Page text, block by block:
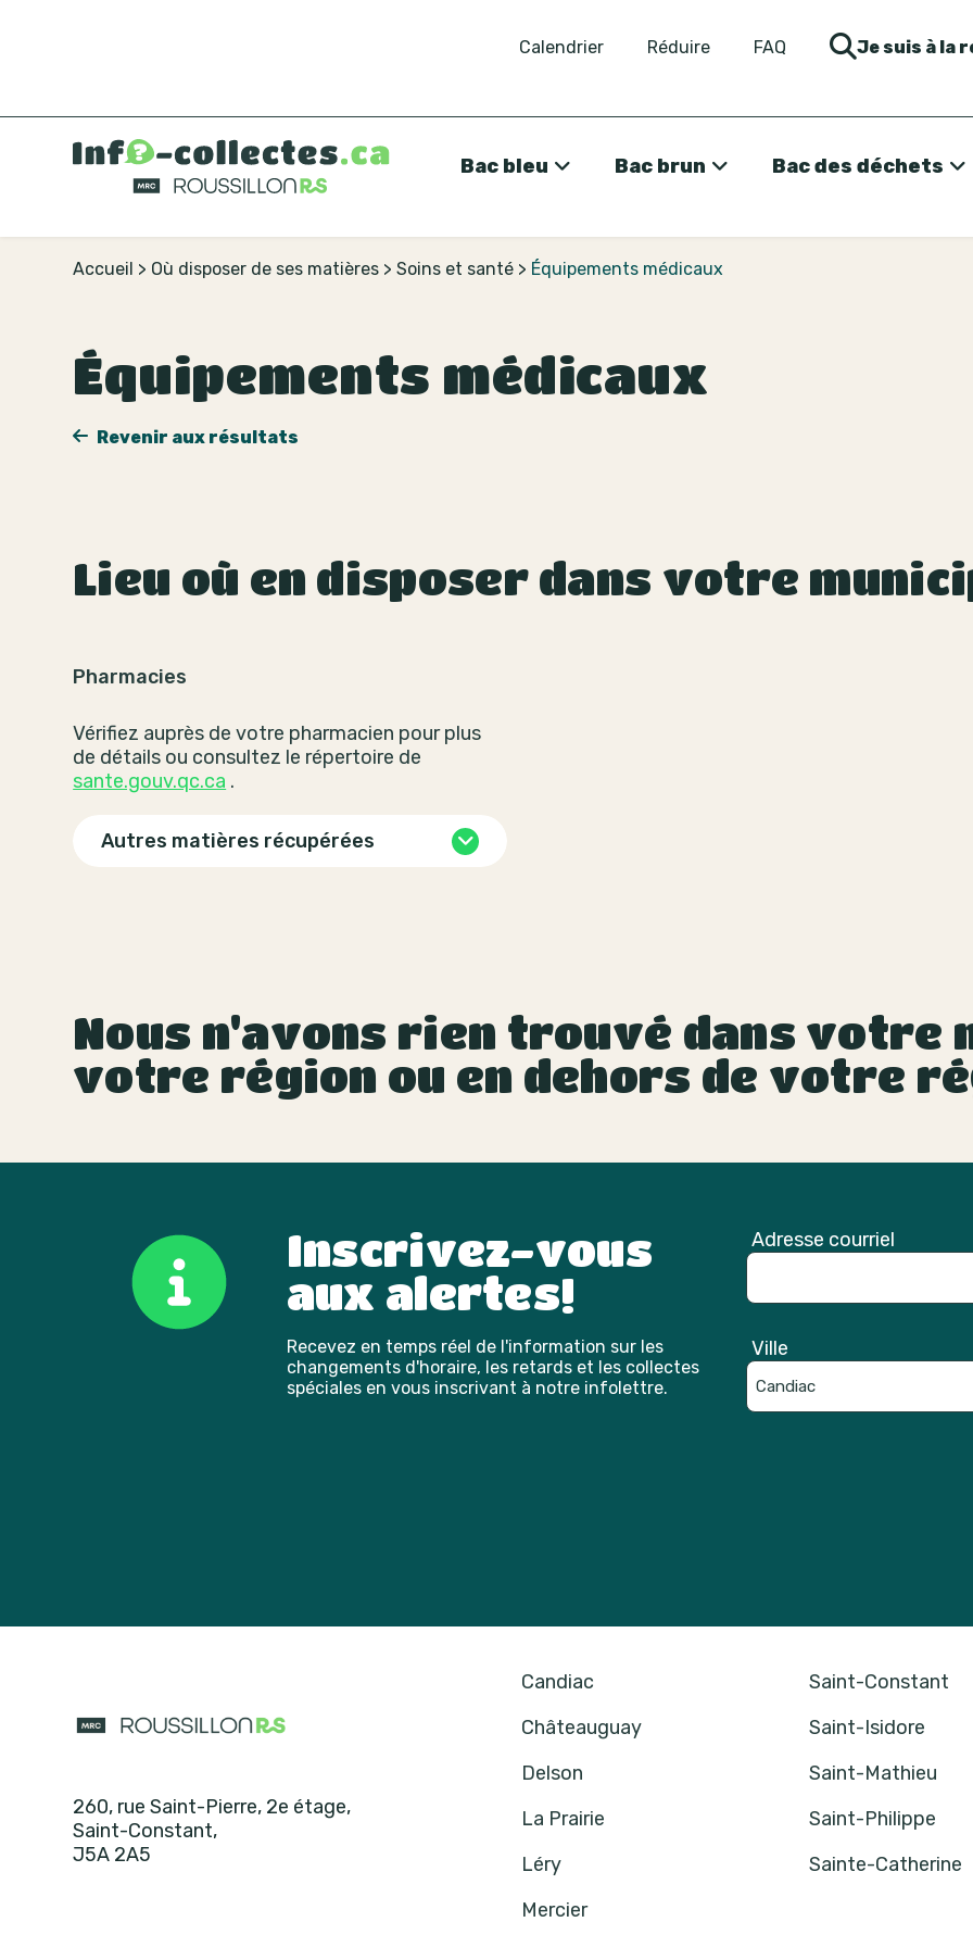
Calendrier Réduire FAQ Je suis à la
Bac bleu Bac brun Bac des déchets
Accueil > Où disposer de ses matières >Soins et santé > Équipements médicaux
Équipements médicaux
Revenir aux résultats
Lieu où en disposer dans votre
Pharmacies
Vérifiez auprès de votre pharmacien pour plus
de détails ou consultez le répertoire de
sante.gouv.qc.ca .
Autres matières récupérées
Nous n'avons rien trouvé dans votre
votre région ou en dehors de votre
Inscrivez-vous
aux alertes!
Recevez en temps réel de l'information sur les
changements d'horaire, les retards et les collectes
spéciales en vous inscrivant à notre infolettre.
Adresse courriel
Ville
260, rue Saint-Pierre, 2e étage,
Saint-Constant,
J5A 2A5
Candiac
Saint-Constant
Châteauguay
Saint-Isidore
Delson
Saint-Mathieu
La Prairie
Saint-Philippe
Léry
Sainte-Catherine
Mercier